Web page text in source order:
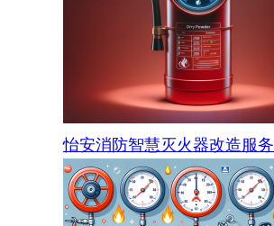
怡安消防智慧灭火器改造服务